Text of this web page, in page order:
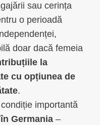
sau cerința
o perioadă
doar dacă femeia
la
cu opțiunea de
.
importantă
Germania –